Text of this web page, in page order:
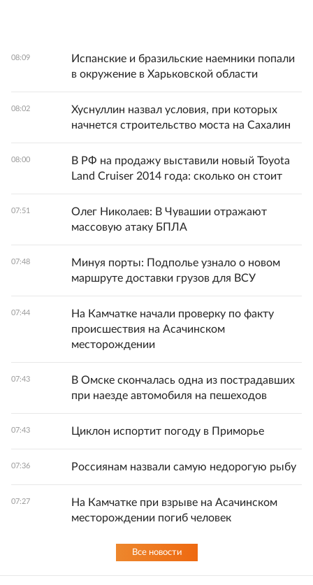
08:09
Испанские и бразильские наемники попали
в окружение в Харьковской области
08:02
Хуснуллин назвал условия, при которых
начнется строительство моста на Сахалин
08:00
В РФ на продажу выставили новый Toyota
Land Cruiser 2014 года: сколько он стоит
07:51
Олег Николаев: В Чувашии отражают
массовую атаку БПЛА
07:48
Минуя порты: Подполье узнало о новом
маршруте доставки грузов для ВСУ
07:44
На Камчатке начали проверку по факту
происшествия на Асачинском
месторождении
07:43
В Омске скончалась одна из пострадавших
при наезде автомобиля на пешеходов
07:43 Циклон испортит погоду в Приморье
07:36 Россиянам назвали самую недорогую рыбу
07:27
На Камчатке при взрыве на Асачинском
месторождении погиб человек
Все новости